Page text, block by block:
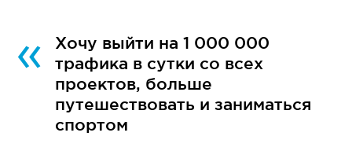
Хочу выйти на 1 000 000
трафика в сутки со всех
проектов, больше
путешествовать и заниматься
спортом